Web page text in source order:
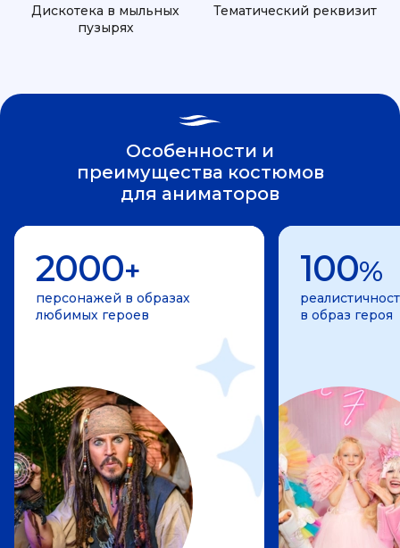
Дискотека в мыльных
пузырях
Тематический реквизит
Особенности и
преимущества костюмов
для аниматоров
2000+
персонажей в образах
любимых героев
100%
в образ героя